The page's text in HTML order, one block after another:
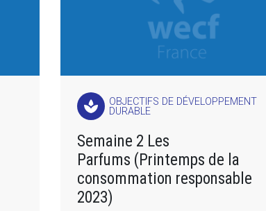
spa
OBJECTIFS DE DÉVELOPPEMENT
DURABLE
Semaine 2 Les
Parfums (Printemps de la
consommation responsable
2023)